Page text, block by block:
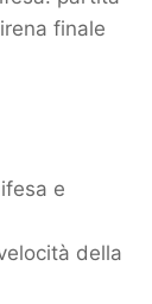
finale
e
della